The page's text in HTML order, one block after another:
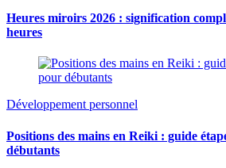
Heures miroirs 2026 : signification
heures
Développement personnel
Positions des mains en Reiki : guide
débutants